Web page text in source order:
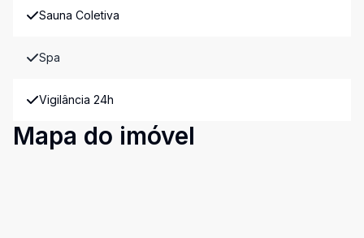
Sauna Coletiva
Spa
Vigilância 24h
Mapa do imóvel